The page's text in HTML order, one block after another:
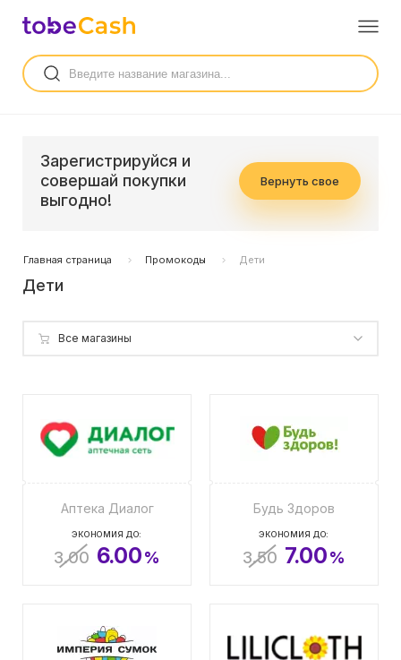
Зарегистрируйся и
совершай покупки
выгодно!
Вернуть свое
Главная страница Промокоды Дети
Дети
Все магазины
Аптека Диалог
ЭКОНОМИЯ ДО:
3.00 6.00%
Будь Здоров
ЭКОНОМИЯ ДО:
3.50 7.00%